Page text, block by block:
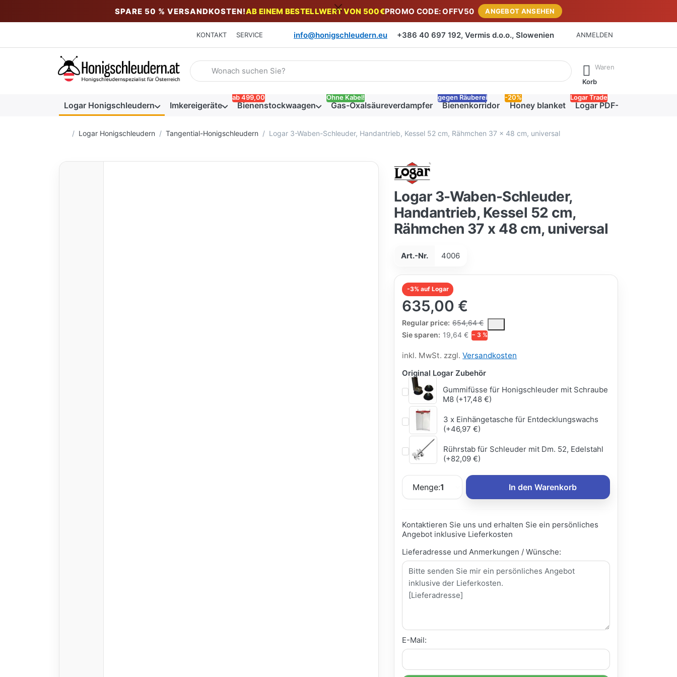
SPARE 50 % VERSANDKOSTEN!AB EINEM BESTELLWERT VON 500€PROMO CODE: OFFV50 ANGEBOT ANSEHEN
KONTAKT SERVICE info@honigschleudern.eu +386 40 697 192, Vermis d.o.o., Slowenien ANMELDEN
Geben Sie einen Suchbegriff ein. Während Sie tippen, erscheinen automatisch erste Ergebnisse. Drücken Sie die Eingabetaste, um alle
Waren
Korb
Logar Honigschleudern Imkereigeräte Bienenstockwaagen
ab 499,00
Gas-Oxalsäureverdampfer
Ohne Kabel!
Bienenkorridor
gegen Räuberei
Honey blanket
-20%
Logar PDF-Katalog
Logar Trade
Startseite
Logar Honigschleudern Tangential-Honigschleudern Logar 3-Waben-Schleuder, Handantrieb, Kessel 52 cm, Rähmchen 37 x 48 cm, universal
Logar 3-Waben-Schleuder,
Handantrieb, Kessel 52 cm,
Rähmchen 37 x 48 cm, universal
Art.-Nr. 4006
-3% auf Logar
635,00 €
Regular price: 654,64 €
The Regular Price is the median selling price paid by customers for a product,
Sie sparen: 19,64 € − 3 %
inkl. MwSt. zzgl.Versandkosten
Original Logar Zubehör
Gummifüsse für Honigschleuder mit Schraube
M8 (+17,48 €)
3 x Einhängetasche für Entdecklungswachs
(+46,97 €)
Rührstab für Schleuder mit Dm. 52, Edelstahl
(+82,09 €)
Menge:1 In den Warenkorb
Kontaktieren Sie uns und erhalten Sie ein persönliches
Angebot inklusive Lieferkosten
Lieferadresse und Anmerkungen / Wünsche:
E-Mail: